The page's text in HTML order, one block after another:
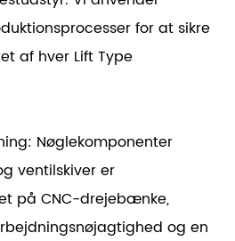
for at sikre
af hver Lift Type
Nøglekomponenter
ventilskiver er
på CNC-drejebænke,
og en